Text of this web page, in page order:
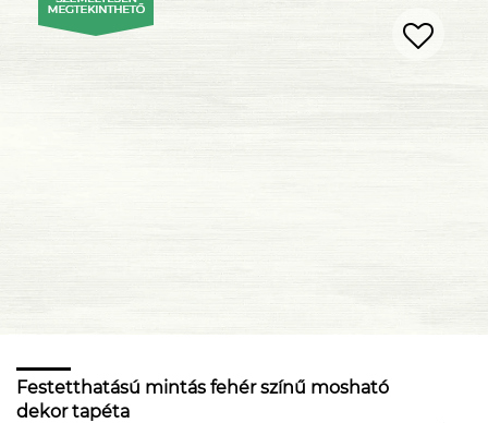
Festetthatású mintás fehér színű mosható
dekor tapéta